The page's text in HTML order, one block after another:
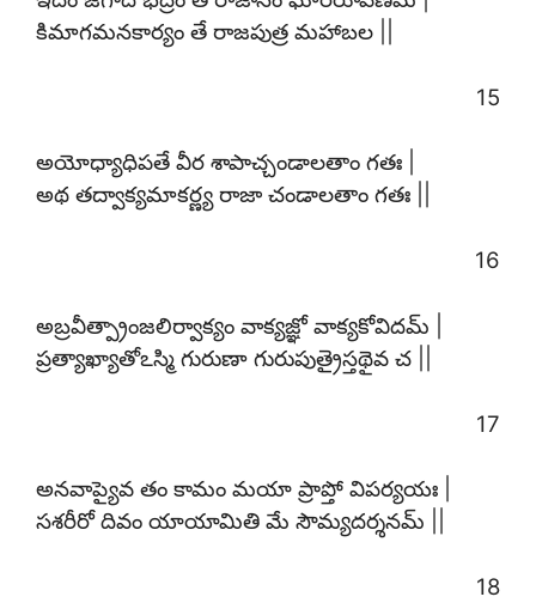
కిమాగమనకార్యం తే రాజపుత్ర మహాబల ||
15
అయోధ్యాధిపతే వీర శాపాచ్చండాలతాం గతః |
అథ తద్వాక్యమాకర్ణ్య రాజా చండాలతాం గతః ||
16
అబ్రవీత్ప్రాంజలిర్వాక్యం వాక్యజ్ఞో వాక్యకోవిదమ్ |
ప్రత్యాఖ్యాతోఽస్మి గురుణా గురుపుత్రైస్తథైవ చ ||
17
అనవాప్యైవ తం కామం మయా ప్రాప్తో విపర్యయః |
సశరీరో దివం యాయామితి మే సౌమ్యదర్శనమ్ ||
18